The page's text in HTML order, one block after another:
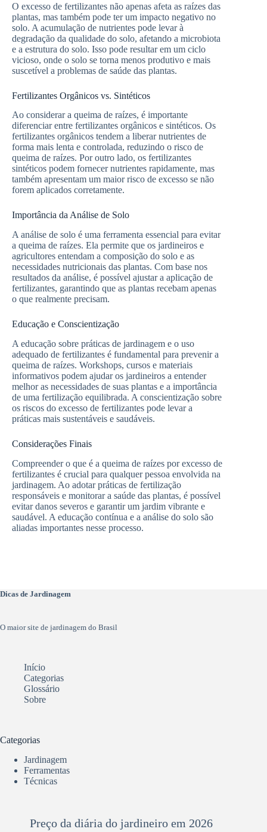
O excesso de fertilizantes não apenas afeta as raízes das
plantas, mas também pode ter um impacto negativo no
solo. A acumulação de nutrientes pode levar à
degradação da qualidade do solo, afetando a microbiota
e a estrutura do solo. Isso pode resultar em um ciclo
vicioso, onde o solo se torna menos produtivo e mais
suscetível a problemas de saúde das plantas.
Fertilizantes Orgânicos vs. Sintéticos
Ao considerar a queima de raízes, é importante
diferenciar entre fertilizantes orgânicos e sintéticos. Os
fertilizantes orgânicos tendem a liberar nutrientes de
forma mais lenta e controlada, reduzindo o risco de
queima de raízes. Por outro lado, os fertilizantes
sintéticos podem fornecer nutrientes rapidamente, mas
também apresentam um maior risco de excesso se não
forem aplicados corretamente.
Importância da Análise de Solo
A análise de solo é uma ferramenta essencial para evitar
a queima de raízes. Ela permite que os jardineiros e
agricultores entendam a composição do solo e as
necessidades nutricionais das plantas. Com base nos
resultados da análise, é possível ajustar a aplicação de
fertilizantes, garantindo que as plantas recebam apenas
o que realmente precisam.
Educação e Conscientização
A educação sobre práticas de jardinagem e o uso
adequado de fertilizantes é fundamental para prevenir a
queima de raízes. Workshops, cursos e materiais
informativos podem ajudar os jardineiros a entender
melhor as necessidades de suas plantas e a importância
de uma fertilização equilibrada. A conscientização sobre
os riscos do excesso de fertilizantes pode levar a
práticas mais sustentáveis e saudáveis.
Considerações Finais
Compreender o que é a queima de raízes por excesso de
fertilizantes é crucial para qualquer pessoa envolvida na
jardinagem. Ao adotar práticas de fertilização
responsáveis e monitorar a saúde das plantas, é possível
evitar danos severos e garantir um jardim vibrante e
saudável. A educação contínua e a análise do solo são
aliadas importantes nesse processo.
Dicas de Jardinagem
O maior site de jardinagem do Brasil
Início
Categorias
Glossário
Sobre
Categorias
Jardinagem
Ferramentas
Técnicas
Preço da diária do jardineiro em 2026